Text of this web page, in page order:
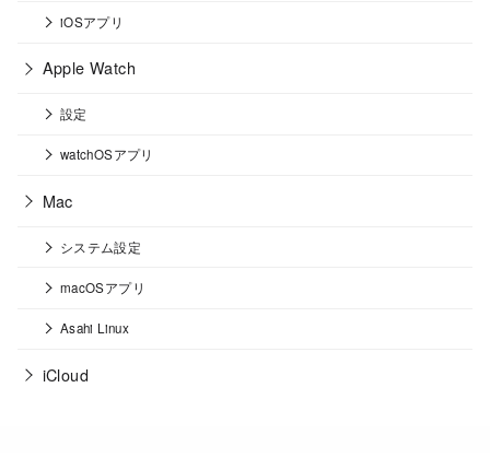
iOSアプリ
Apple Watch
設定
watchOSアプリ
Mac
システム設定
macOSアプリ
Asahi Linux
iCloud